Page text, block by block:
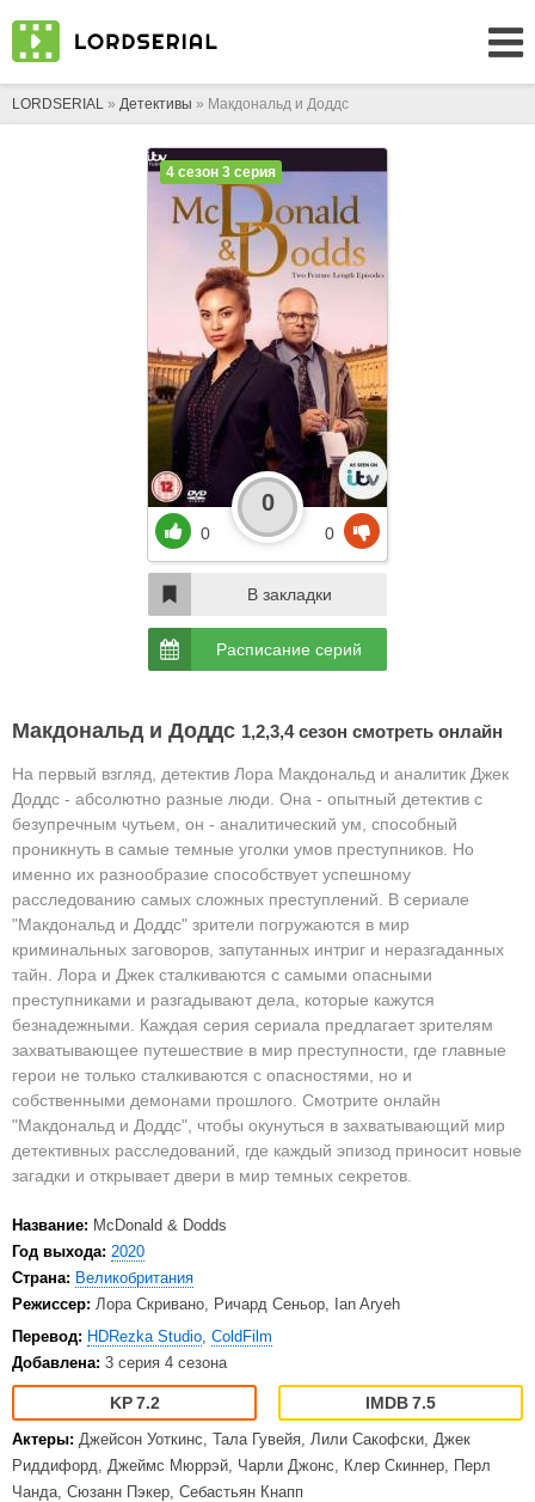
LORDSERIAL » Детективы » Макдональд и Доддс
Макдональд и Доддс 1,2,3,4 сезон смотреть онлайн
На первый взгляд, детектив Лора Макдональд и аналитик Джек
Доддс - абсолютно разные люди. Она - опытный детектив с
безупречным чутьем, он - аналитический ум, способный
проникнуть в самые темные уголки умов преступников. Но
именно их разнообразие способствует успешному
расследованию самых сложных преступлений. В сериале
"Макдональд и Доддс" зрители погружаются в мир
криминальных заговоров, запутанных интриг и неразгаданных
тайн. Лора и Джек сталкиваются с самыми опасными
преступниками и разгадывают дела, которые кажутся
безнадежными. Каждая серия сериала предлагает зрителям
захватывающее путешествие в мир преступности, где главные
герои не только сталкиваются с опасностями, но и
собственными демонами прошлого. Смотрите онлайн
"Макдональд и Доддс", чтобы окунуться в захватывающий мир
детективных расследований, где каждый эпизод приносит новые
загадки и открывает двери в мир темных секретов.
Название: McDonald & Dodds
Год выхода: 2020
Страна: Великобритания
Режиссер: Лора Скривано, Ричард Сеньор, Ian Aryeh
Перевод: HDRezka Studio, ColdFilm
Добавлена: 3 серия 4 сезона
7.2 7.5
Актеры: Джейсон Уоткинс, Тала Гувейя, Лили Сакофски, Джек
Риддифорд, Джеймс Мюррэй, Чарли Джонс, Клер Скиннер, Перл
Чанда, Сюзанн Пэкер, Себастьян Кнапп
4 сезон 3 серия
0
0
0
В закладки
Расписание серий